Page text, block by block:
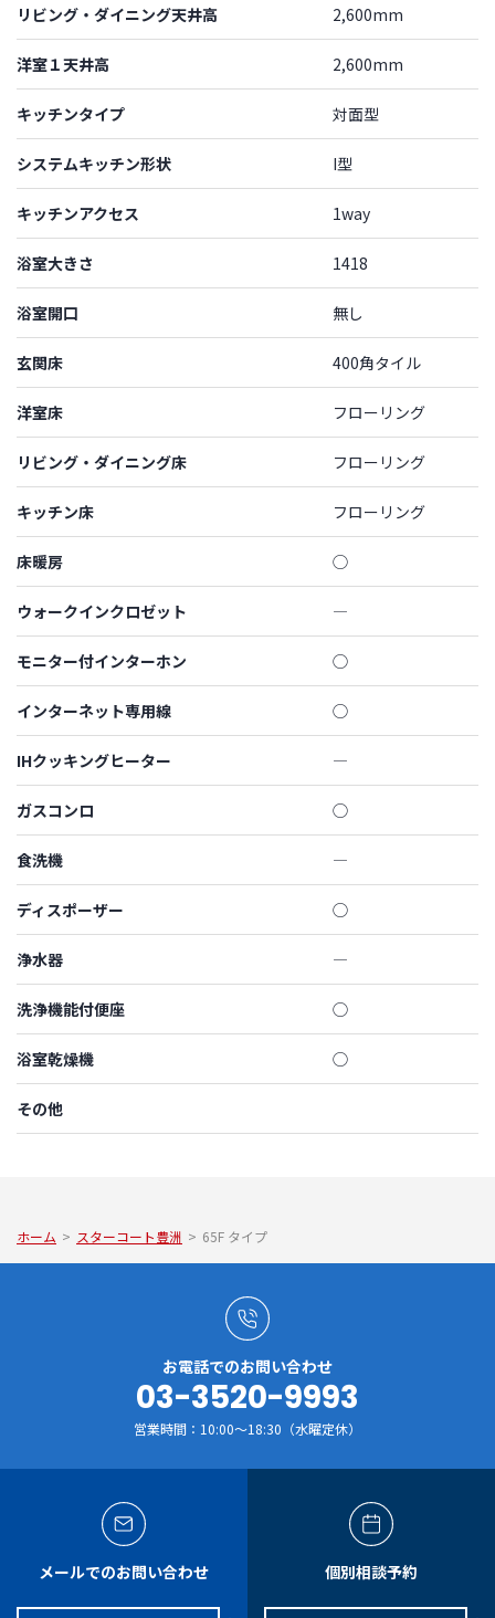
リビング・ダイニング天井高 2,600mm
洋室１天井高 2,600mm
キッチンタイプ 対面型
システムキッチン形状 I型
キッチンアクセス 1way
浴室大きさ 1418
浴室開口 無し
玄関床 400角タイル
洋室床 フローリング
リビング・ダイニング床 フローリング
キッチン床 フローリング
床暖房 ◯
ウォークインクロゼット ―
モニター付インターホン ◯
インターネット専用線 ◯
IHクッキングヒーター ―
ガスコンロ ◯
食洗機 ―
ディスポーザー ◯
浄水器 ―
洗浄機能付便座 ◯
浴室乾燥機 ◯
その他
ホーム > スターコート豊洲 > 65F タイプ
お電話でのお問い合わせ
03-3520-9993
営業時間：10:00～18:30（水曜定休）
メールでのお問い合わせ 個別相談予約